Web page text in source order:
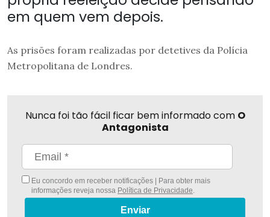
em quem vem depois.
As prisões foram realizadas por detetives da Polícia
Metropolitana de Londres.
Nunca foi tão fácil ficar bem informado com O
Antagonista
Eu concordo em receber notificações | Para obter mais
informações reveja nossa Política de Privacidade.
Enviar